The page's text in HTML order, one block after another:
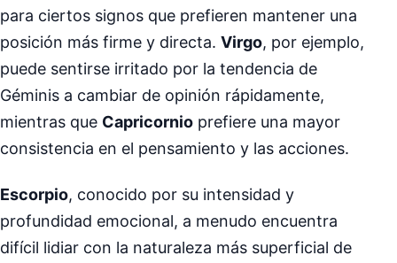
para ciertos signos que prefieren mantener una
posición más firme y directa. Virgo, por ejemplo,
puede sentirse irritado por la tendencia de
Géminis a cambiar de opinión rápidamente,
mientras que Capricornio prefiere una mayor
consistencia en el pensamiento y las acciones.
Escorpio, conocido por su intensidad y
profundidad emocional, a menudo encuentra
difícil lidiar con la naturaleza más superficial de